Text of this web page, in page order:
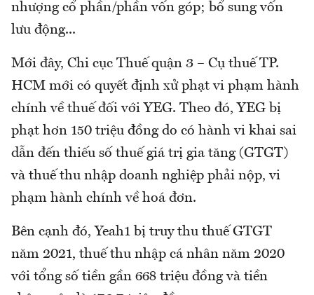
nhượng cổ phần/phần vốn góp; bổ sung vốn
lưu động...
Mới đây, Chi cục Thuế quận 3 – Cụ thuế TP.
HCM mới có quyết định xử phạt vi phạm hành
chính về thuế đối với YEG. Theo đó, YEG bị
phạt hơn 150 triệu đồng do có hành vi khai sai
dẫn đến thiếu số thuế giá trị gia tăng (GTGT)
và thuế thu nhập doanh nghiệp phải nộp, vi
phạm hành chính về hoá đơn.
Bên cạnh đó, Yeah1 bị truy thu thuế GTGT
năm 2021, thuế thu nhập cá nhân năm 2020
với tổng số tiền gần 668 triệu đồng và tiền